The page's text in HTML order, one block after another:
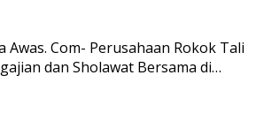
Awas. Com- Perusahaan Rokok Tali
dan Sholawat Bersama di…